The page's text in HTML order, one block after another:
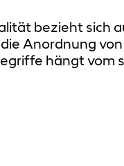
bezieht sich
Anordnung
hängt vom